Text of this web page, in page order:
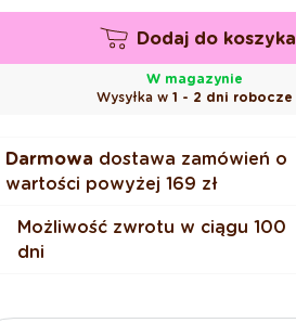
Dodaj do koszyka
W magazynie
Wysyłka w 1 - 2 dni robocze
Darmowa dostawa zamówień o
wartości powyżej 169 zł
Możliwość zwrotu w ciągu 100
dni